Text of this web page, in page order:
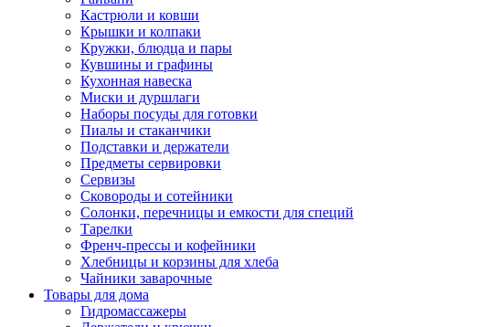
Кастрюли и ковши
Крышки и колпаки
Кружки, блюдца и пары
Кувшины и графины
Кухонная навеска
Миски и дуршлаги
Наборы посуды для готовки
Пиалы и стаканчики
Подставки и держатели
Предметы сервировки
Сервизы
Сковороды и сотейники
Солонки, перечницы и емкости для специй
Тарелки
Френч-прессы и кофейники
Хлебницы и корзины для хлеба
Чайники заварочные
Товары для дома
Гидромассажеры